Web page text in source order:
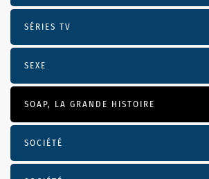
SÉRIES TV
SEXE
SOAP, LA GRANDE HISTOIRE
SOCIÉTÉ